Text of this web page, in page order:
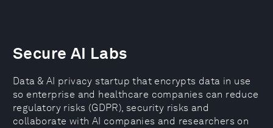
Secure AI Labs
Data & AI privacy startup that encrypts data in use
so enterprise and healthcare companies can reduce
regulatory risks (GDPR), security risks and
collaborate with AI companies and researchers on